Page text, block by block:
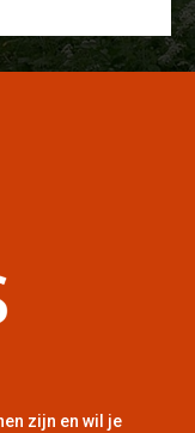
zijn en wil je